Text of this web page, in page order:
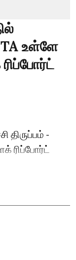
உள்ளே
திருப்பம் -
ரிப்போர்ட்